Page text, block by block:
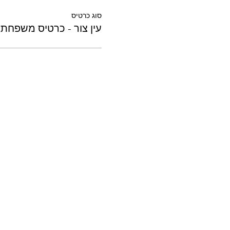
סוג כרטיס
עין צור - כרטיס